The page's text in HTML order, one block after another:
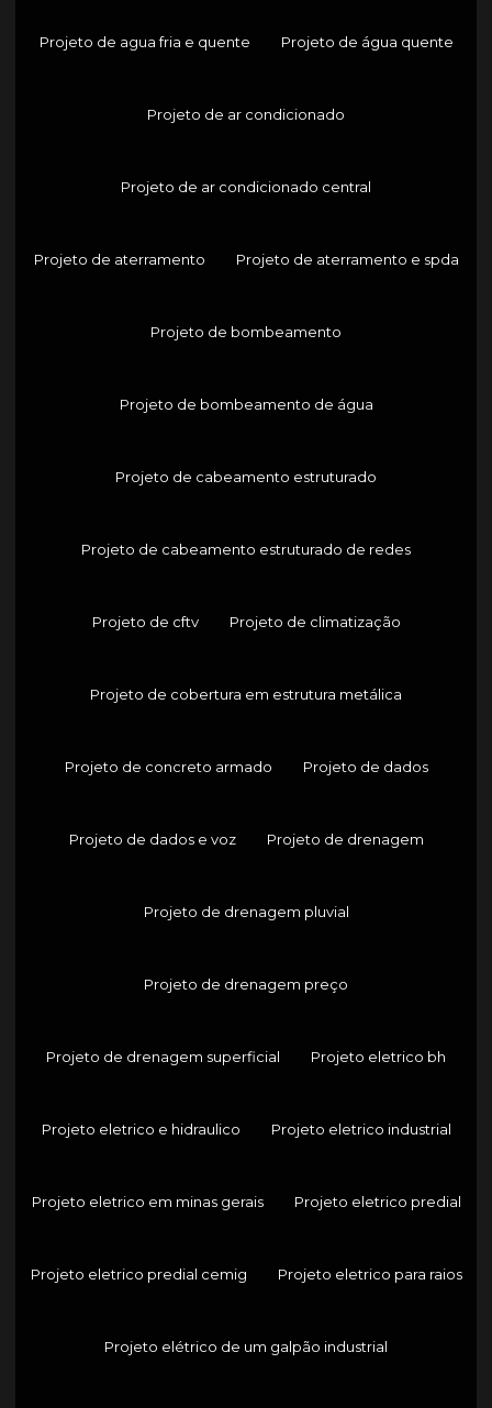
Projeto de agua fria e quente Projeto de água quente
Projeto de ar condicionado
Projeto de ar condicionado central
Projeto de aterramento Projeto de aterramento e spda
Projeto de bombeamento
Projeto de bombeamento de água
Projeto de cabeamento estruturado
Projeto de cabeamento estruturado de redes
Projeto de cftv Projeto de climatização
Projeto de cobertura em estrutura metálica
Projeto de concreto armado Projeto de dados
Projeto de dados e voz Projeto de drenagem
Projeto de drenagem pluvial
Projeto de drenagem preço
Projeto de drenagem superficial Projeto eletrico bh
Projeto eletrico e hidraulico Projeto eletrico industrial
Projeto eletrico em minas gerais Projeto eletrico predial
Projeto eletrico predial cemig Projeto eletrico para raios
Projeto elétrico de um galpão industrial